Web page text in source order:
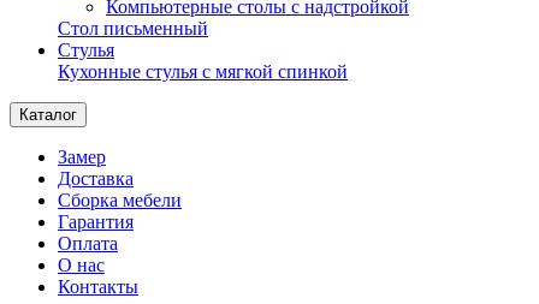
Компьютерные столы с надстройкой
Стол письменный
Стулья
Кухонные стулья с мягкой спинкой
Каталог
Замер
Доставка
Сборка мебели
Гарантия
Оплата
О нас
Контакты